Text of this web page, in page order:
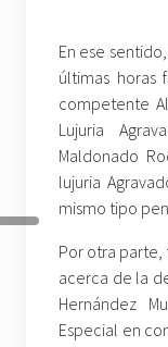
En ese
últimas horas
competente
Lujuria
Maldonado
lujuria
mismo tipo
Por otra parte,
acerca de la
Hernández
Especial en